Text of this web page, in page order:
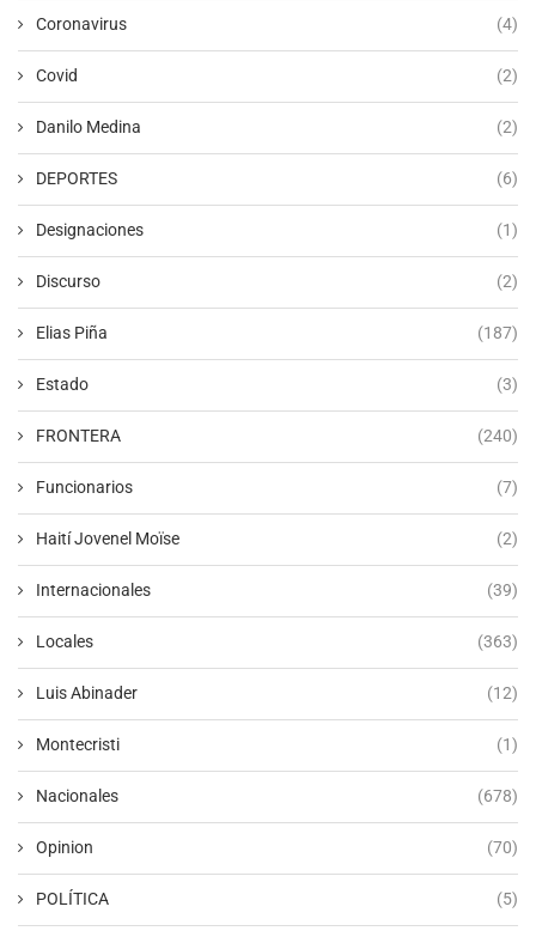
Coronavirus (4)
Covid (2)
Danilo Medina (2)
DEPORTES (6)
Designaciones (1)
Discurso (2)
Elias Piña (187)
Estado (3)
FRONTERA (240)
Funcionarios (7)
Haití Jovenel Moïse (2)
Internacionales (39)
Locales (363)
Luis Abinader (12)
Montecristi (1)
Nacionales (678)
Opinion (70)
POLÍTICA (5)